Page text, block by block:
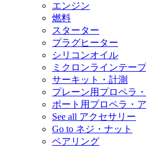
エンジン
燃料
スターター
プラグヒーター
シリコンオイル
ミクロンラインテープ
サーキット・計測
プレーン用プロペラ
ボート用プロペラ・
See all アクセサリー
Go to ネジ・ナット
ベアリング